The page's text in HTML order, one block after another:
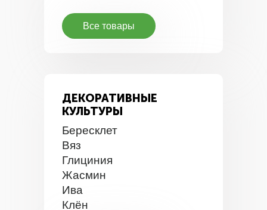
Все товары
ДЕКОРАТИВНЫЕ
КУЛЬТУРЫ
Бересклет
Вяз
Глициния
Жасмин
Ива
Клён